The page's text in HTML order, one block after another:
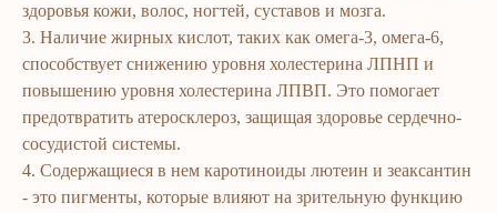
здоровья кожи, волос, ногтей, суставов и мозга.
3. Наличие жирных кислот, таких как омега-3, омега-6,
способствует снижению уровня холестерина ЛПНП и
повышению уровня холестерина ЛПВП. Это помогает
предотвратить атеросклероз, защищая здоровье сердечно-
сосудистой системы.
4. Содержащиеся в нем каротиноиды лютеин и зеаксантин
- это пигменты, которые влияют на зрительную функцию